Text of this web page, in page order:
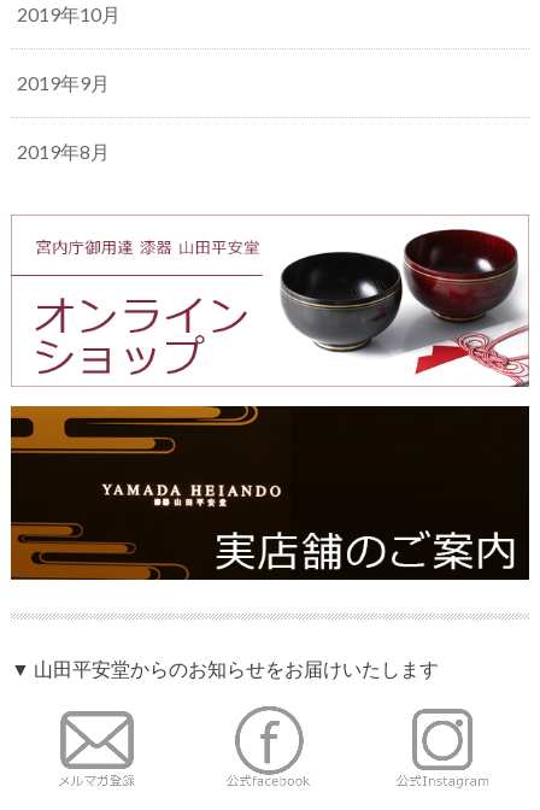
2019年10月
2019年9月
2019年8月
▼ 山田平安堂からのお知らせをお届けいたします